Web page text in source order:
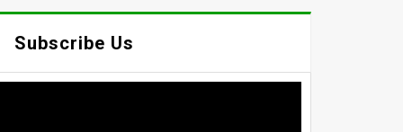
Subscribe Us